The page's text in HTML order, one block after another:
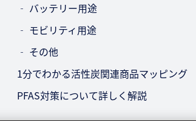
‐ バッテリー用途
‐ モビリティ用途
‐ その他
1分でわかる活性炭関連商品マッピング
PFAS対策について詳しく解説